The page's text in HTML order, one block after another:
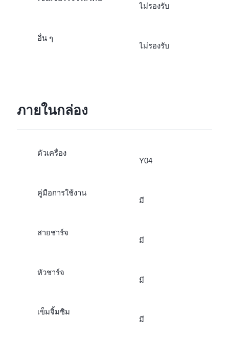
ไม่รองรับ
อื่น ๆ
ไม่รองรับ
ภายในกล่อง
ตัวเครื่อง
Y04
คู่มือการใช้งาน
มี
สายชาร์จ
มี
หัวชาร์จ
มี
เข็มจิ้มซิม
มี